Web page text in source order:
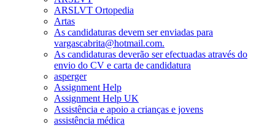
ARSLVT Ortopedia
Artas
As candidaturas devem ser enviadas para
vargascabrita@hotmail.com.
As candidaturas deverão ser efectuadas através do
envio do CV e carta de candidatura
asperger
Assignment Help
Assignment Help UK
Assistência e apoio a crianças e jovens
assistência médica